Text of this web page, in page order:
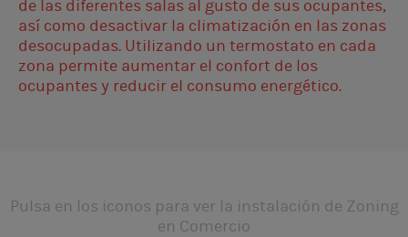
de las diferentes salas al gusto de sus ocupantes,
así como desactivar la climatización en las zonas
desocupadas. Utilizando un termostato en cada
zona permite aumentar el confort de los
ocupantes y reducir el consumo energético.
Pulsa en los iconos para ver la instalación de Zoning
en Comercio